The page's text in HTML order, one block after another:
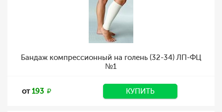
Бандаж компрессионный на голень (32-34) ЛП-ФЦ
№1
от193 КУПИТЬ